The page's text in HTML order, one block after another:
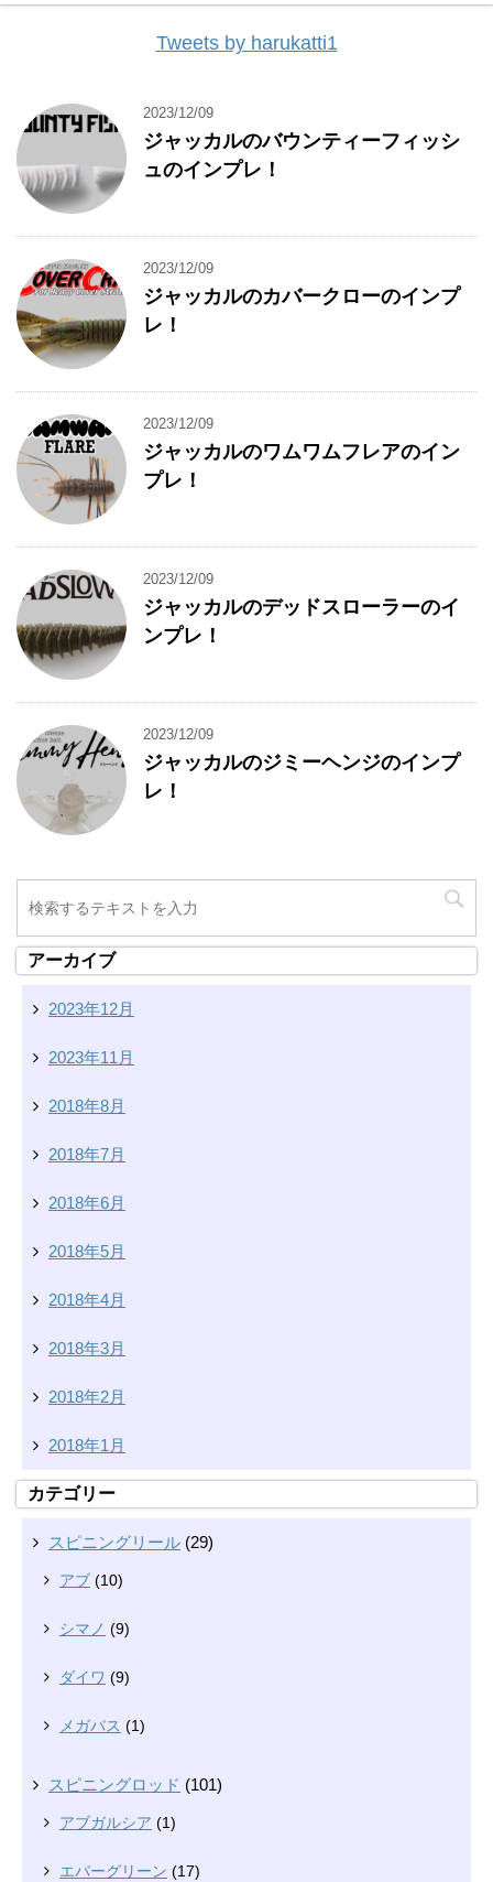
Tweets by harukatti1
2023/12/09
ジャッカルのバウンティーフィッシ
ュのインプレ！
2023/12/09
ジャッカルのカバークローのインプ
レ！
2023/12/09
ジャッカルのワムワムフレアのイン
プレ！
2023/12/09
ジャッカルのデッドスローラーのイ
ンプレ！
2023/12/09
ジャッカルのジミーヘンジのインプ
レ！
アーカイブ
2023年12月
2023年11月
2018年8月
2018年7月
2018年6月
2018年5月
2018年4月
2018年3月
2018年2月
2018年1月
カテゴリー
スピニングリール (29)
アブ (10)
シマノ (9)
ダイワ (9)
メガバス (1)
スピニングロッド (101)
アブガルシア (1)
エバーグリーン (17)